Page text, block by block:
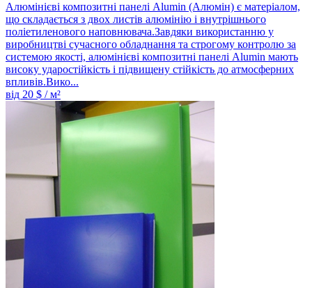
Алюмінієві композитні панелі Alumin (Алюмін) є матеріалом,
що складається з двох листів алюмінію і внутрішнього
поліетиленового наповнювача.Завдяки використанню у
виробництві сучасного обладнання та строгому контролю за
системою якості, алюмінієві композитні панелі Alumin мають
високу ударостійкість і підвищену стійкість до атмосферних
впливів.Вико...
від 20 $ / м²